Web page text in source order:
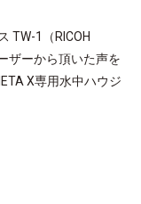
TW-1（RICOH
ザーから頂いた声を
X専用水中ハウジ